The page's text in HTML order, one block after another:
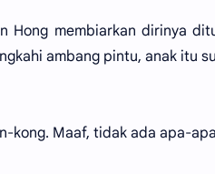
Hong membiarkan dirinya
ambang pintu, anak itu
kong. Maaf, tidak ada apa-